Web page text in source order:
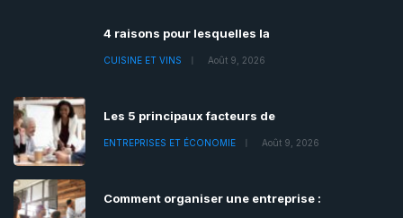
4 raisons pour lesquelles la
CUISINE ET VINS Août 9, 2026
Les 5 principaux facteurs de
ENTREPRISES ET ÉCONOMIE Août 9, 2026
Comment organiser une entreprise :